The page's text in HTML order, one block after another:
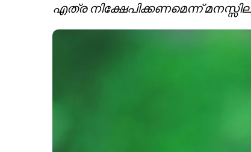
എത്ര നിക്ഷേപിക്കണമെന്ന്